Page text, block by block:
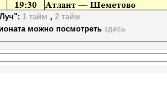
1 тайм , 2 тайм
можно посмотреть здесь